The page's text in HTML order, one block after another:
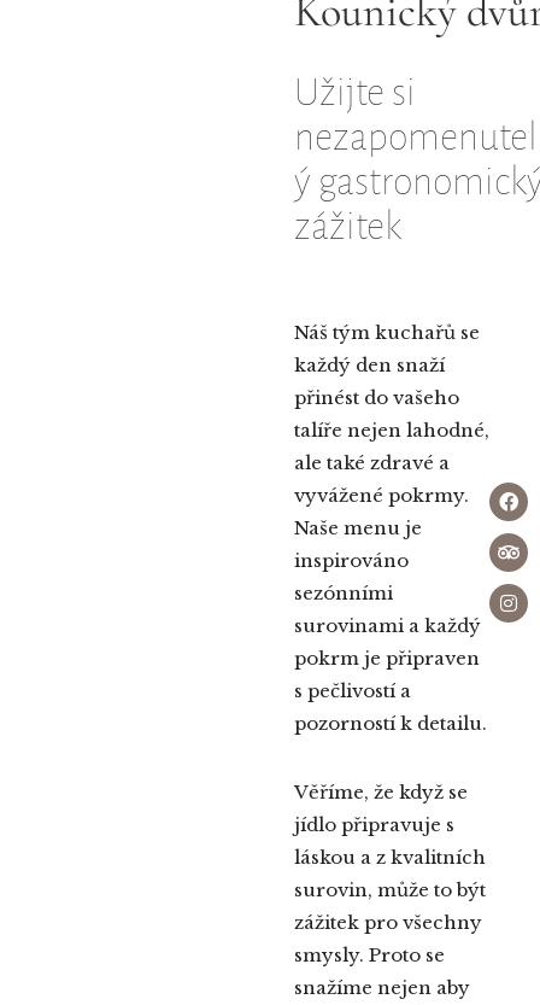
Kounický
Užijte si
ý
zážitek
Náš tým kuchařů se
každý den snaží
přinést do vašeho
talíře nejen lahodné,
ale také zdravé a
vyvážené pokrmy.
Naše menu je
inspirováno
sezónními
surovinami a každý
pokrm je připraven
s pečlivostí a
pozorností k detailu.
Věříme, že když se
jídlo připravuje s
láskou a z kvalitních
surovin, může to být
zážitek pro všechny
smysly. Proto se
snažíme nejen aby